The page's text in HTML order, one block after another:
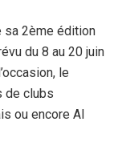
sa 2ème édition
du 8 au 20 juin
le
de clubs
ou encore Al